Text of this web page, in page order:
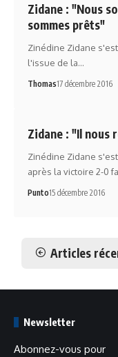
Zidane : "Nous
sommes prêts"
Zinédine Zidane
l'issue de la…
Thomas17 décembre 2016
Zidane : "Il nous
Zinédine Zidane
après la victoire 2-0
Punto15 décembre 2016
Articles
Newsletter
Abonnez-vous pour